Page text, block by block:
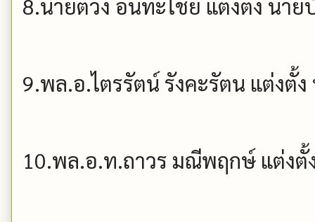
8.นายตวง อันทะไชย แต่งตั้ง นา
9.พล.อ.ไตรรัตน์ รังคะรัตน แต่งตั้
10.พล.อ.ท.ถาวร มณีพฤกษ์ แต่ง